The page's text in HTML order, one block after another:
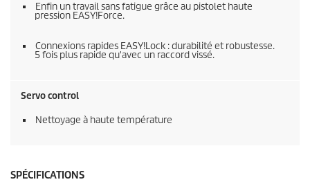
Enfin un travail sans fatigue grâce au pistolet haute
pression EASY!Force.
Connexions rapides EASY!Lock : durabilité et robustesse.
5 fois plus rapide qu'avec un raccord vissé.
Servo control
Nettoyage à haute température
SPÉCIFICATIONS